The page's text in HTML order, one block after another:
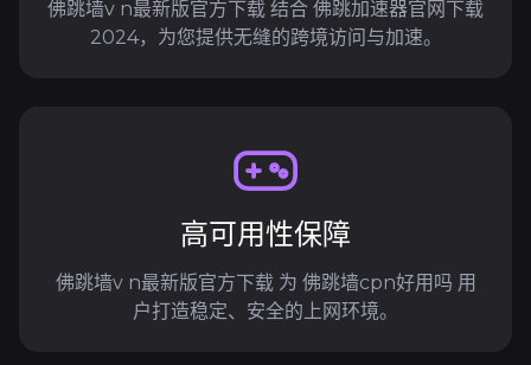
佛跳墙v n最新版官方下载 结合 佛跳加速器官网下载
2024，为您提供无缝的跨境访问与加速。
高可用性保障
佛跳墙v n最新版官方下载 为 佛跳墙cpn好用吗 用
户打造稳定、安全的上网环境。